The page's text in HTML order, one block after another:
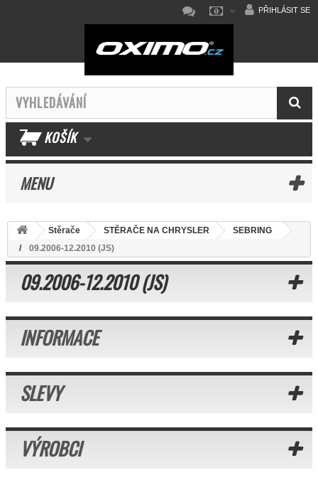
PŘIHLÁSIT SE
KOŠÍK
MENU
Stěrače STĚRAČE NA CHRYSLER
SEBRING
09.2006-12.2010 (JS)
09.2006-12.2010 (JS)
INFORMACE
SLEVY
VÝROBCI